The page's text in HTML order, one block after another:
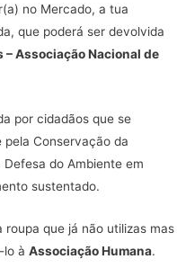
no Mercado, a tua
que poderá ser devolvida
– Associação Nacional de
por cidadãos que se
Conservação da
do Ambiente em
sustentado.
roupa que já não utilizas mas
lo à Associação Humana.